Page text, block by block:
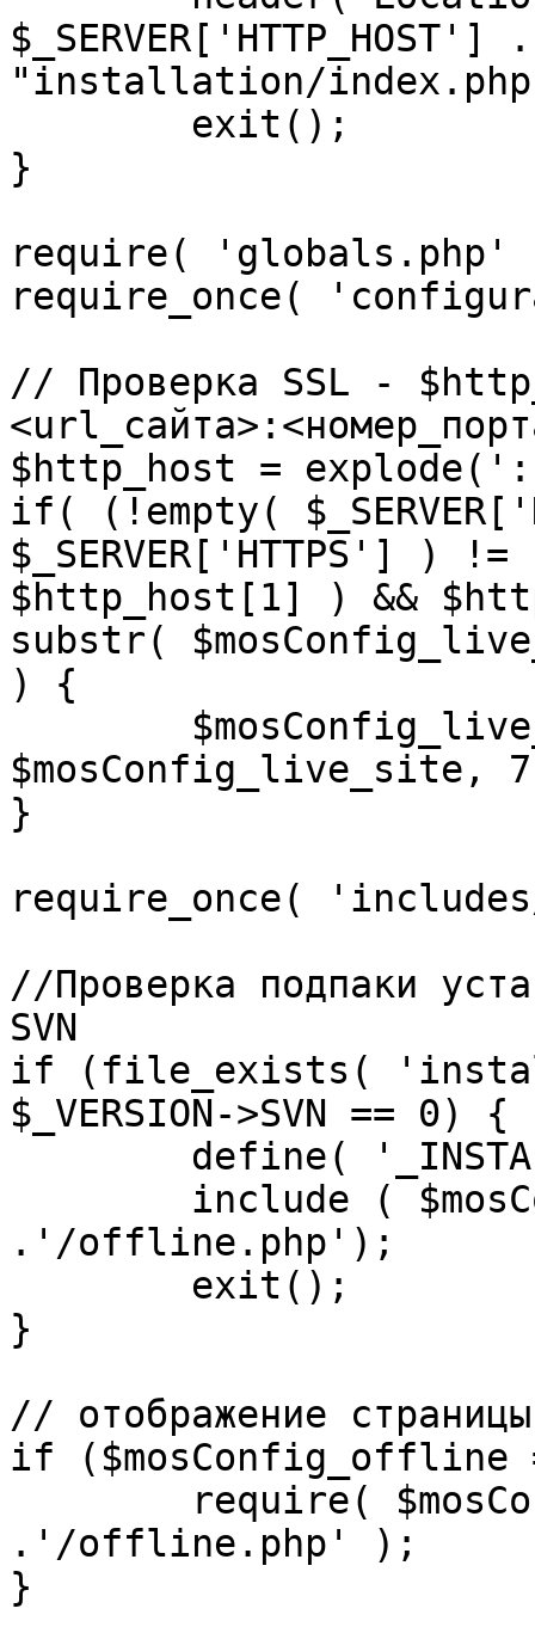
"installation/
}
require(
require_once(
// Проверка SSL -
$http_host = explode(':',
if( (!empty(
$_SERVER['HTTPS']
$http_host[1] ) &&
substr(
) {
$mosConfig_live_site,
}
require_once(
//Проверка подпаки
SVN
if (file_exists(
$_VERSION->SVN == 0) {
.'/offline.php');
}
// отображение
if ($mosConfig_offline
.'/offline.php' );
}